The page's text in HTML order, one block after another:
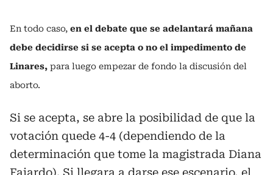
En todo caso, en el debate que se adelantará mañana
debe decidirse si se acepta o no el impedimento de
Linares, para luego empezar de fondo la discusión del
aborto.
Si se acepta, se abre la posibilidad de que la
votación quede 4-4 (dependiendo de la
determinación que tome la magistrada Diana
Fajardo). Si llegara a darse ese escenario, el